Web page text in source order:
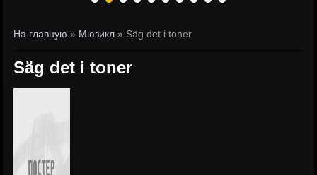
На главную » Мюзикл » Säg det i toner
Säg det i toner